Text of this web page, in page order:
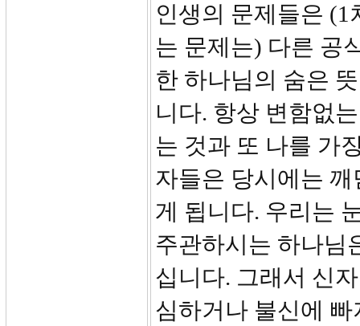
인생의 문제들은
는 문제는) 다른 공
한 하나님의 숨은
니다. 항상 변함없
는 것과 또 나를 가
자들은 당시에는
게 됩니다. 우리는
주관하시는 하나님
십니다. 그래서 신
심하거나 불신에